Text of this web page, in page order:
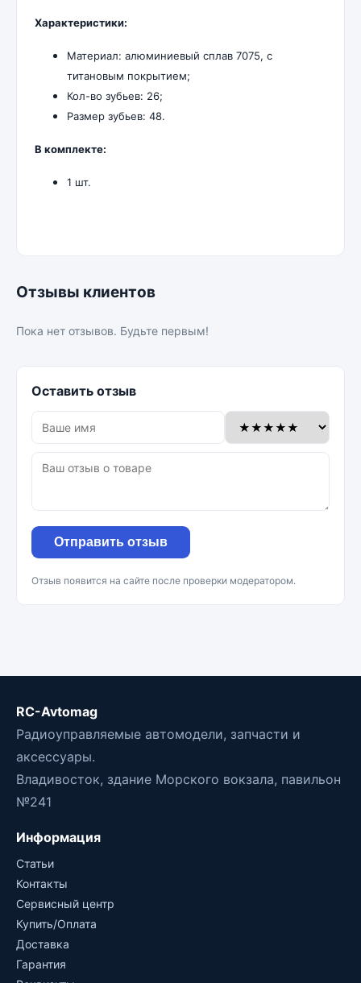
Характеристики:
Материал: алюминиевый сплав 7075, с
титановым покрытием;
Кол-во зубьев: 26;
Размер зубьев: 48.
В комплекте:
1 шт.
Отзывы клиентов
Пока нет отзывов. Будьте первым!
Оставить отзыв
Отправить отзыв
Отзыв появится на сайте после проверки модератором.
RC-Avtomag
Радиоуправляемые автомодели, запчасти и
аксессуары.
Владивосток, здание Морского вокзала, павильон
№241
Информация
Статьи
Контакты
Сервисный центр
Купить/Оплата
Доставка
Гарантия